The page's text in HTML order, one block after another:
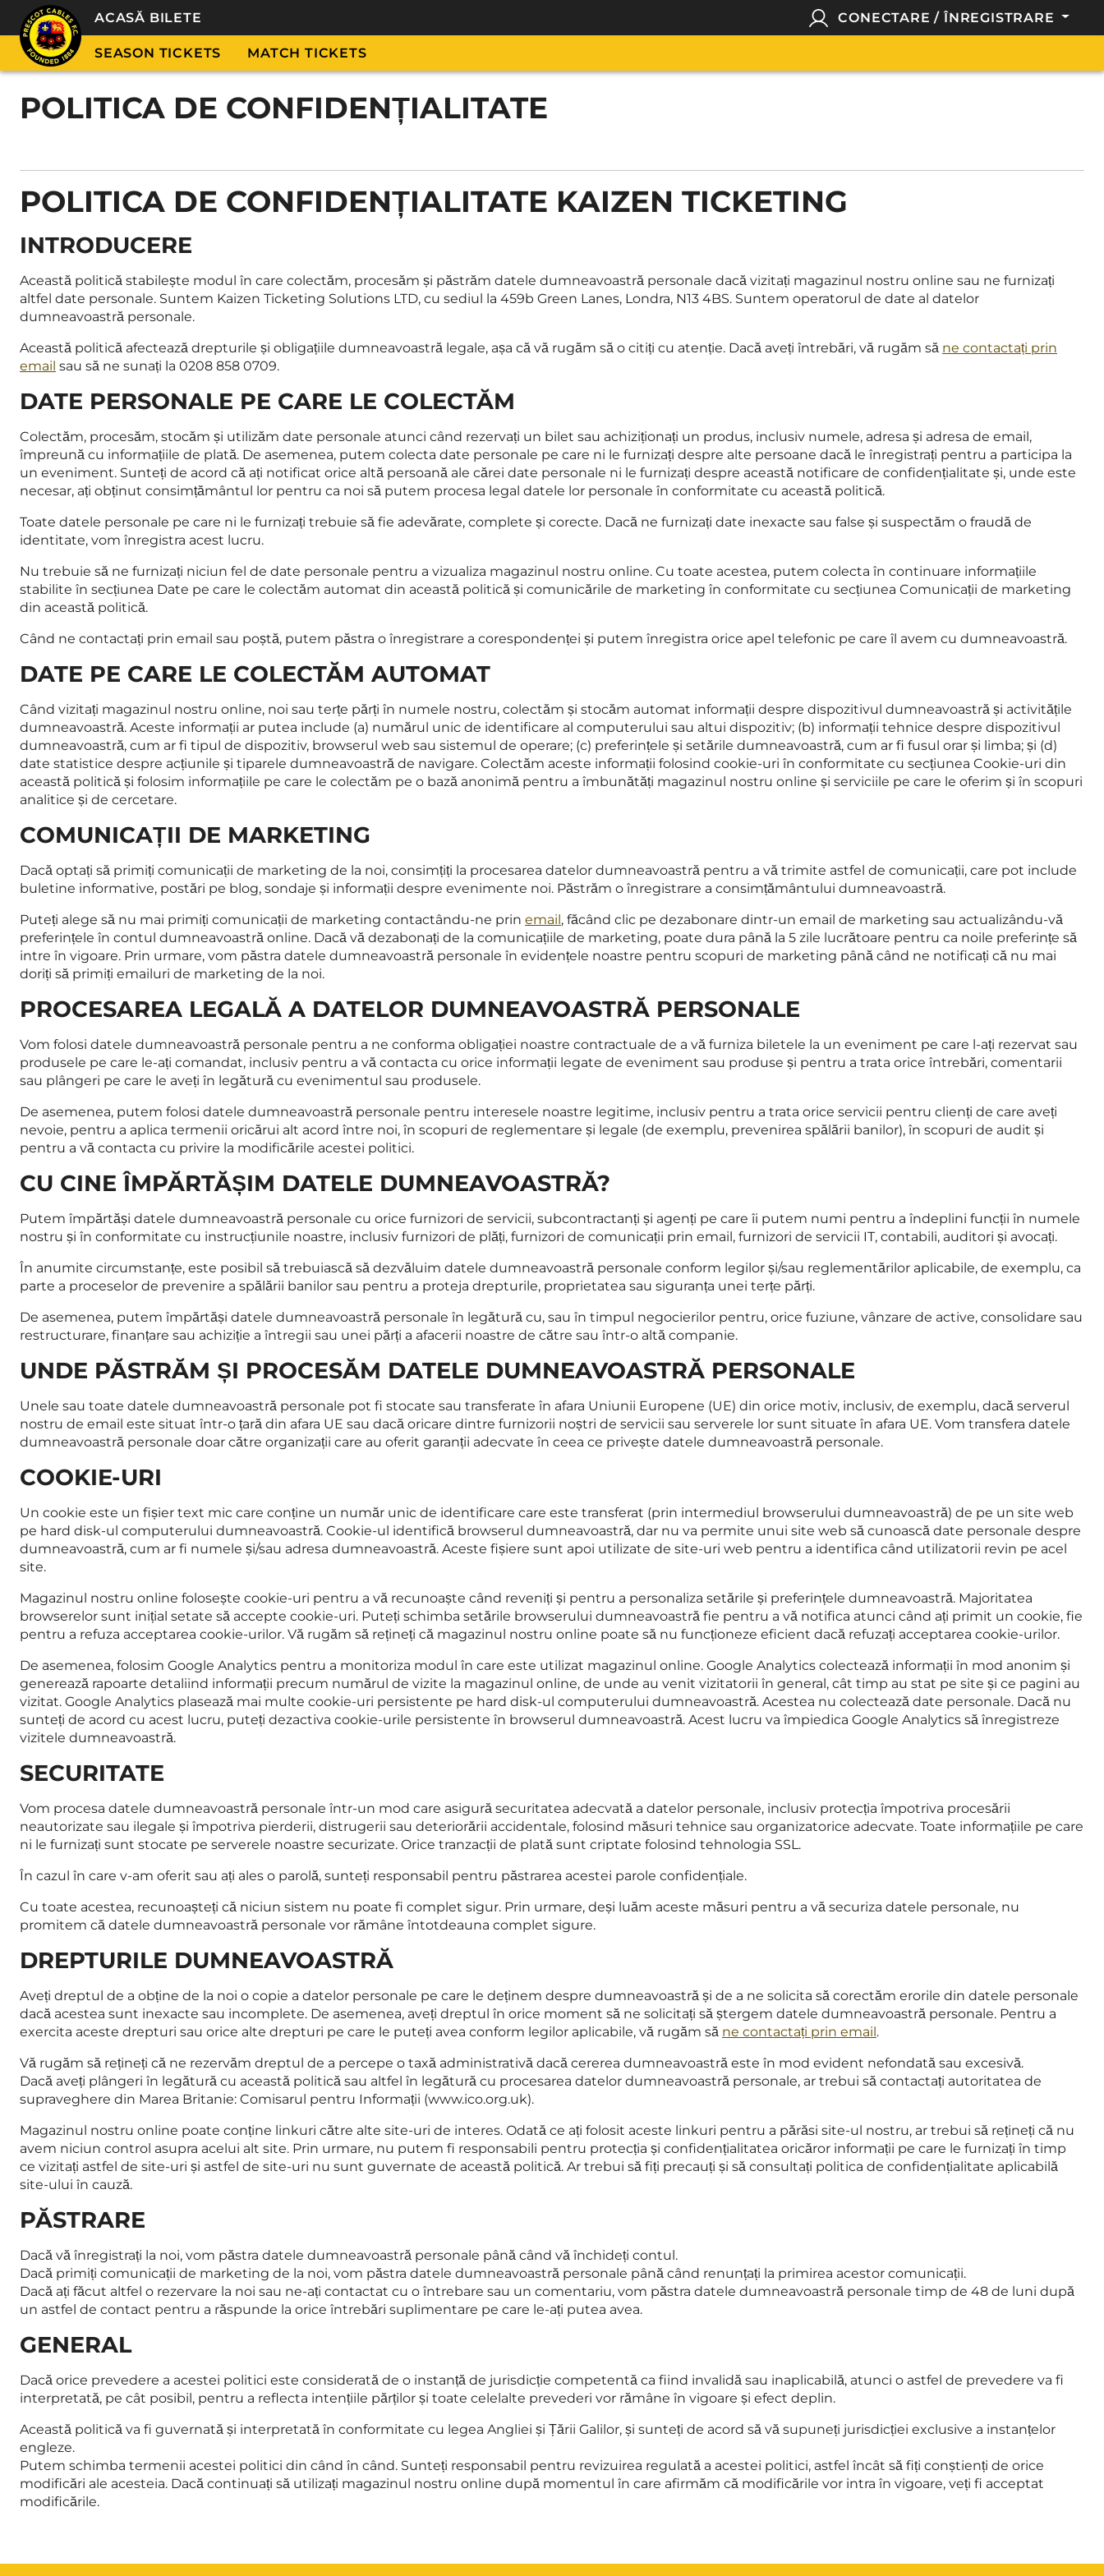
ACASĂ BILETE CONECTARE / ÎNREGISTRARE
SEASON TICKETS MATCH TICKETS
POLITICA DE CONFIDENȚIALITATE
POLITICA DE CONFIDENȚIALITATE KAIZEN TICKETING
INTRODUCERE
Această politică stabilește modul în care colectăm, procesăm și păstrăm datele dumneavoastră personale dacă vizitați magazinul nostru online sau ne furnizați
altfel date personale. Suntem Kaizen Ticketing Solutions LTD, cu sediul la 459b Green Lanes, Londra, N13 4BS. Suntem operatorul de date al datelor
dumneavoastră personale.
Această politică afectează drepturile și obligațiile dumneavoastră legale, așa că vă rugăm să o citiți cu atenție. Dacă aveți întrebări, vă rugăm să ne contactați prin
email sau să ne sunați la 0208 858 0709.
DATE PERSONALE PE CARE LE COLECTĂM
Colectăm, procesăm, stocăm și utilizăm date personale atunci când rezervați un bilet sau achiziționați un produs, inclusiv numele, adresa și adresa de email,
împreună cu informațiile de plată. De asemenea, putem colecta date personale pe care ni le furnizați despre alte persoane dacă le înregistrați pentru a participa la
un eveniment. Sunteți de acord că ați notificat orice altă persoană ale cărei date personale ni le furnizați despre această notificare de confidențialitate și, unde este
necesar, ați obținut consimțământul lor pentru ca noi să putem procesa legal datele lor personale în conformitate cu această politică.
Toate datele personale pe care ni le furnizați trebuie să fie adevărate, complete și corecte. Dacă ne furnizați date inexacte sau false și suspectăm o fraudă de
identitate, vom înregistra acest lucru.
Nu trebuie să ne furnizați niciun fel de date personale pentru a vizualiza magazinul nostru online. Cu toate acestea, putem colecta în continuare informațiile
stabilite în secțiunea Date pe care le colectăm automat din această politică și comunicările de marketing în conformitate cu secțiunea Comunicații de marketing
din această politică.
Când ne contactați prin email sau poștă, putem păstra o înregistrare a corespondenței și putem înregistra orice apel telefonic pe care îl avem cu dumneavoastră.
DATE PE CARE LE COLECTĂM AUTOMAT
Când vizitați magazinul nostru online, noi sau terțe părți în numele nostru, colectăm și stocăm automat informații despre dispozitivul dumneavoastră și activitățile
dumneavoastră. Aceste informații ar putea include (a) numărul unic de identificare al computerului sau altui dispozitiv; (b) informații tehnice despre dispozitivul
dumneavoastră, cum ar fi tipul de dispozitiv, browserul web sau sistemul de operare; (c) preferințele și setările dumneavoastră, cum ar fi fusul orar și limba; și (d)
date statistice despre acțiunile și tiparele dumneavoastră de navigare. Colectăm aceste informații folosind cookie-uri în conformitate cu secțiunea Cookie-uri din
această politică și folosim informațiile pe care le colectăm pe o bază anonimă pentru a îmbunătăți magazinul nostru online și serviciile pe care le oferim și în scopuri
analitice și de cercetare.
COMUNICAȚII DE MARKETING
Dacă optați să primiți comunicații de marketing de la noi, consimțiți la procesarea datelor dumneavoastră pentru a vă trimite astfel de comunicații, care pot include
buletine informative, postări pe blog, sondaje și informații despre evenimente noi. Păstrăm o înregistrare a consimțământului dumneavoastră.
Puteți alege să nu mai primiți comunicații de marketing contactându-ne prin email, făcând clic pe dezabonare dintr-un email de marketing sau actualizându-vă
preferințele în contul dumneavoastră online. Dacă vă dezabonați de la comunicațiile de marketing, poate dura până la 5 zile lucrătoare pentru ca noile preferințe să
intre în vigoare. Prin urmare, vom păstra datele dumneavoastră personale în evidențele noastre pentru scopuri de marketing până când ne notificați că nu mai
doriți să primiți emailuri de marketing de la noi.
PROCESAREA LEGALĂ A DATELOR DUMNEAVOASTRĂ PERSONALE
Vom folosi datele dumneavoastră personale pentru a ne conforma obligației noastre contractuale de a vă furniza biletele la un eveniment pe care l-ați rezervat sau
produsele pe care le-ați comandat, inclusiv pentru a vă contacta cu orice informații legate de eveniment sau produse și pentru a trata orice întrebări, comentarii
sau plângeri pe care le aveți în legătură cu evenimentul sau produsele.
De asemenea, putem folosi datele dumneavoastră personale pentru interesele noastre legitime, inclusiv pentru a trata orice servicii pentru clienți de care aveți
nevoie, pentru a aplica termenii oricărui alt acord între noi, în scopuri de reglementare și legale (de exemplu, prevenirea spălării banilor), în scopuri de audit și
pentru a vă contacta cu privire la modificările acestei politici.
CU CINE ÎMPĂRTĂȘIM DATELE DUMNEAVOASTRĂ?
Putem împărtăși datele dumneavoastră personale cu orice furnizori de servicii, subcontractanți și agenți pe care îi putem numi pentru a îndeplini funcții în numele
nostru și în conformitate cu instrucțiunile noastre, inclusiv furnizori de plăți, furnizori de comunicații prin email, furnizori de servicii IT, contabili, auditori și avocați.
În anumite circumstanțe, este posibil să trebuiască să dezvăluim datele dumneavoastră personale conform legilor și/sau reglementărilor aplicabile, de exemplu, ca
parte a proceselor de prevenire a spălării banilor sau pentru a proteja drepturile, proprietatea sau siguranța unei terțe părți.
De asemenea, putem împărtăși datele dumneavoastră personale în legătură cu, sau în timpul negocierilor pentru, orice fuziune, vânzare de active, consolidare sau
restructurare, finanțare sau achiziție a întregii sau unei părți a afacerii noastre de către sau într-o altă companie.
UNDE PĂSTRĂM ȘI PROCESĂM DATELE DUMNEAVOASTRĂ PERSONALE
Unele sau toate datele dumneavoastră personale pot fi stocate sau transferate în afara Uniunii Europene (UE) din orice motiv, inclusiv, de exemplu, dacă serverul
nostru de email este situat într-o țară din afara UE sau dacă oricare dintre furnizorii noștri de servicii sau serverele lor sunt situate în afara UE. Vom transfera datele
dumneavoastră personale doar către organizații care au oferit garanții adecvate în ceea ce privește datele dumneavoastră personale.
COOKIE-URI
Un cookie este un fișier text mic care conține un număr unic de identificare care este transferat (prin intermediul browserului dumneavoastră) de pe un site web
pe hard disk-ul computerului dumneavoastră. Cookie-ul identifică browserul dumneavoastră, dar nu va permite unui site web să cunoască date personale despre
dumneavoastră, cum ar fi numele și/sau adresa dumneavoastră. Aceste fișiere sunt apoi utilizate de site-uri web pentru a identifica când utilizatorii revin pe acel
site.
Magazinul nostru online folosește cookie-uri pentru a vă recunoaște când reveniți și pentru a personaliza setările și preferințele dumneavoastră. Majoritatea
browserelor sunt inițial setate să accepte cookie-uri. Puteți schimba setările browserului dumneavoastră fie pentru a vă notifica atunci când ați primit un cookie, fie
pentru a refuza acceptarea cookie-urilor. Vă rugăm să rețineți că magazinul nostru online poate să nu funcționeze eficient dacă refuzați acceptarea cookie-urilor.
De asemenea, folosim Google Analytics pentru a monitoriza modul în care este utilizat magazinul online. Google Analytics colectează informații în mod anonim și
generează rapoarte detaliind informații precum numărul de vizite la magazinul online, de unde au venit vizitatorii în general, cât timp au stat pe site și ce pagini au
vizitat. Google Analytics plasează mai multe cookie-uri persistente pe hard disk-ul computerului dumneavoastră. Acestea nu colectează date personale. Dacă nu
sunteți de acord cu acest lucru, puteți dezactiva cookie-urile persistente în browserul dumneavoastră. Acest lucru va împiedica Google Analytics să înregistreze
vizitele dumneavoastră.
SECURITATE
Vom procesa datele dumneavoastră personale într-un mod care asigură securitatea adecvată a datelor personale, inclusiv protecția împotriva procesării
neautorizate sau ilegale și împotriva pierderii, distrugerii sau deteriorării accidentale, folosind măsuri tehnice sau organizatorice adecvate. Toate informațiile pe care
ni le furnizați sunt stocate pe serverele noastre securizate. Orice tranzacții de plată sunt criptate folosind tehnologia SSL.
În cazul în care v-am oferit sau ați ales o parolă, sunteți responsabil pentru păstrarea acestei parole confidențiale.
Cu toate acestea, recunoașteți că niciun sistem nu poate fi complet sigur. Prin urmare, deși luăm aceste măsuri pentru a vă securiza datele personale, nu
promitem că datele dumneavoastră personale vor rămâne întotdeauna complet sigure.
DREPTURILE DUMNEAVOASTRĂ
Aveți dreptul de a obține de la noi o copie a datelor personale pe care le deținem despre dumneavoastră și de a ne solicita să corectăm erorile din datele personale
dacă acestea sunt inexacte sau incomplete. De asemenea, aveți dreptul în orice moment să ne solicitați să ștergem datele dumneavoastră personale. Pentru a
exercita aceste drepturi sau orice alte drepturi pe care le puteți avea conform legilor aplicabile, vă rugăm să ne contactați prin email.
Vă rugăm să rețineți că ne rezervăm dreptul de a percepe o taxă administrativă dacă cererea dumneavoastră este în mod evident nefondată sau excesivă.
Dacă aveți plângeri în legătură cu această politică sau altfel în legătură cu procesarea datelor dumneavoastră personale, ar trebui să contactați autoritatea de
supraveghere din Marea Britanie: Comisarul pentru Informații (www.ico.org.uk).
Magazinul nostru online poate conține linkuri către alte site-uri de interes. Odată ce ați folosit aceste linkuri pentru a părăsi site-ul nostru, ar trebui să rețineți că nu
avem niciun control asupra acelui alt site. Prin urmare, nu putem fi responsabili pentru protecția și confidențialitatea oricăror informații pe care le furnizați în timp
ce vizitați astfel de site-uri și astfel de site-uri nu sunt guvernate de această politică. Ar trebui să fiți precauți și să consultați politica de confidențialitate aplicabilă
site-ului în cauză.
PĂSTRARE
Dacă vă înregistrați la noi, vom păstra datele dumneavoastră personale până când vă închideți contul.
Dacă primiți comunicații de marketing de la noi, vom păstra datele dumneavoastră personale până când renunțați la primirea acestor comunicații.
Dacă ați făcut altfel o rezervare la noi sau ne-ați contactat cu o întrebare sau un comentariu, vom păstra datele dumneavoastră personale timp de 48 de luni după
un astfel de contact pentru a răspunde la orice întrebări suplimentare pe care le-ați putea avea.
GENERAL
Dacă orice prevedere a acestei politici este considerată de o instanță de jurisdicție competentă ca fiind invalidă sau inaplicabilă, atunci o astfel de prevedere va fi
interpretată, pe cât posibil, pentru a reflecta intențiile părților și toate celelalte prevederi vor rămâne în vigoare și efect deplin.
Această politică va fi guvernată și interpretată în conformitate cu legea Angliei și Țării Galilor, și sunteți de acord să vă supuneți jurisdicției exclusive a instanțelor
engleze.
Putem schimba termenii acestei politici din când în când. Sunteți responsabil pentru revizuirea regulată a acestei politici, astfel încât să fiți conștienți de orice
modificări ale acesteia. Dacă continuați să utilizați magazinul nostru online după momentul în care afirmăm că modificările vor intra în vigoare, veți fi acceptat
modificările.